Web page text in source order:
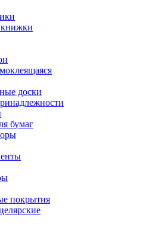
доски
бумаг
покрытия